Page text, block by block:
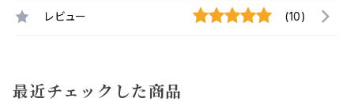
レビュー (10)
最近チェックした商品